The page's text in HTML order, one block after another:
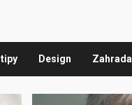
Design Zahrada